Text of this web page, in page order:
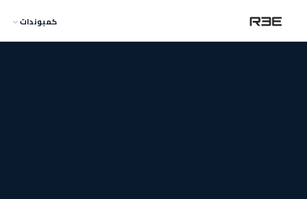
كمبوندات